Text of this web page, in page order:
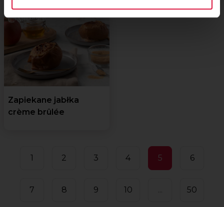
Zapiekane jabłka
crème brûlée
1 2 3 4 5 6
7 8 9 10 ... 50